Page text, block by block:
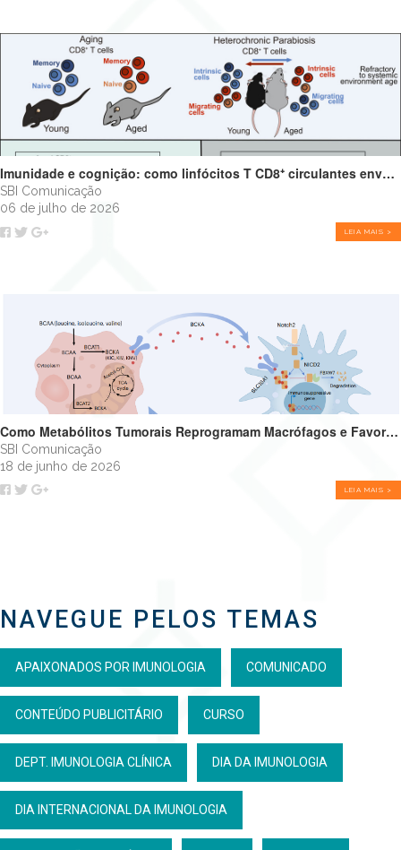
Imunidade e cognição: como linfócitos T CD8⁺ circulantes envelhecidos podem impulsionar o declínio cognitivo
SBI Comunicação
06 de julho de 2026
LEIA MAIS >
Como Metabólitos Tumorais Reprogramam Macrófagos e Favorecem o Crescimento Tumoral
SBI Comunicação
18 de junho de 2026
LEIA MAIS >
NAVEGUE PELOS TEMAS
APAIXONADOS POR IMUNOLOGIA COMUNICADO
CONTEÚDO PUBLICITÁRIO CURSO
DEPT. IMUNOLOGIA CLÍNICA DIA DA IMUNOLOGIA
DIA INTERNACIONAL DA IMUNOLOGIA